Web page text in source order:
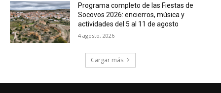
Programa completo de las Fiestas de
Socovos 2026: encierros, música y
actividades del 5 al 11 de agosto
4 agosto, 2026
Cargar más